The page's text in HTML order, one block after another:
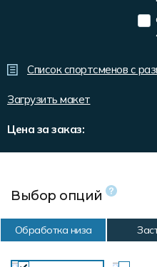
Список спортсменов с
Загрузить макет
Цена за заказ:
Выбор опций
Обработка низа
Пользовательское
Доставка